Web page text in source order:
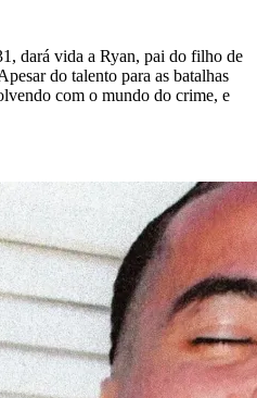
dará vida a Ryan, pai do filho de
do talento para as batalhas
com o mundo do crime, e